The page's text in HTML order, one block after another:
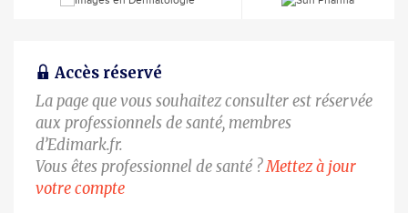
Accès réservé
La page que vous souhaitez consulter est réservée
aux professionnels de santé, membres
d’Edimark.fr.
Vous êtes professionnel de santé ?Mettez à jour
votre compte